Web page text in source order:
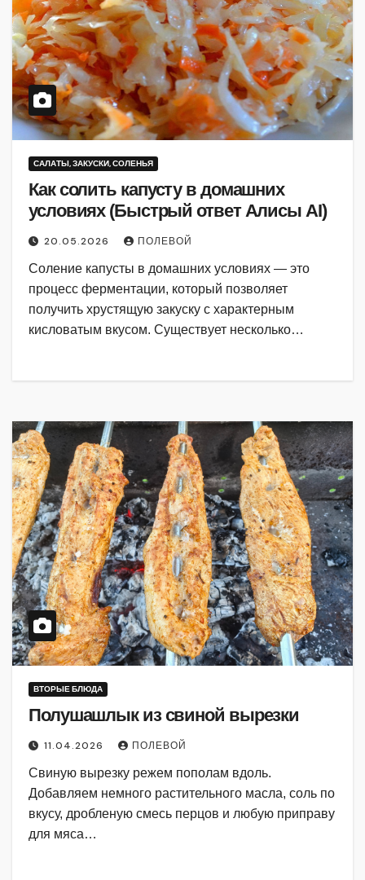
САЛАТЫ, ЗАКУСКИ, СОЛЕНЬЯ
Как солить капусту в домашних
условиях (Быстрый ответ Алисы AI)
20.05.2026 ПОЛЕВОЙ
Соление капусты в домашних условиях — это
процесс ферментации, который позволяет
получить хрустящую закуску с характерным
кисловатым вкусом. Существует несколько…
ВТОРЫЕ БЛЮДА
Полушашлык из свиной вырезки
11.04.2026 ПОЛЕВОЙ
Свиную вырезку режем пополам вдоль.
Добавляем немного растительного масла, соль по
вкусу, дробленую смесь перцов и любую приправу
для мяса…